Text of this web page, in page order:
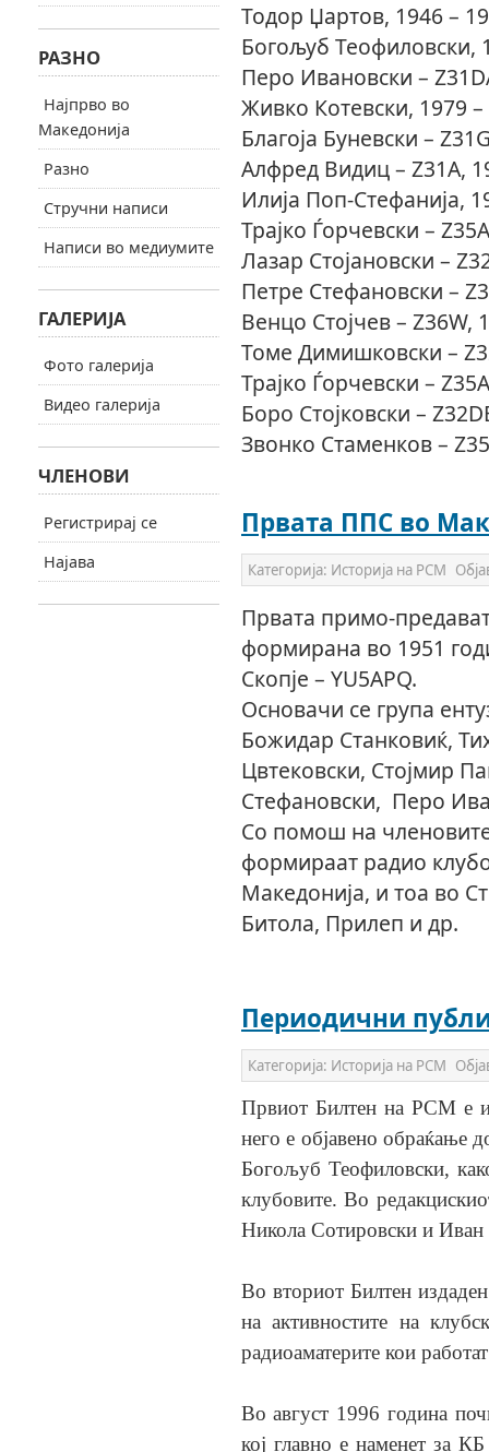
Тодор Џартов, 1946 –
Богољуб Теофиловски,
Перо Ивановски –
Живко Котевски, 1979 –
Благоја Буневски –
Алфред Видиц – Z31A,
Илија Поп-Стефанија,
Трајко Ѓорчевски –
Лазар Стојановски –
Петре Стефановски –
Венцо Стојчев – Z36W,
Томе Димишковски –
Трајко Ѓорчевски –
Боро Стојковски –
Звонко Стаменков –
Првата ППС во
Категорија: Историја на РСМ
Првата примо-
формирана во 1951
Скопје – YU5APQ.
Основачи се група
Божидар Станковиќ,
Цвтековски, Стојмир
Стефановски, Перо
Со помош на
формираат радио
Македонија, и тоа во
Битола, Прилеп и др.
Периодични
Категорија: Историја на РСМ
Првиот Билтен на РСМ е
него е објавено обраќање
Богољуб Теофиловски,
клубовите. Во
Никола Сотировски и
Во вториот Билтен
на активностите на
радиоаматерите кои
Во август 1996 година
кој главно е наменет за
РАЗНО
Најпрво во
Македонија
Разно
Стручни написи
Написи во медиумите
ГАЛЕРИЈА
Фото галерија
Видео галерија
ЧЛЕНОВИ
Регистрирај се
Најава